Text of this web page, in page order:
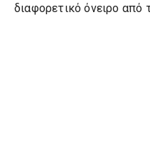
διαφορετικό όνειρο από